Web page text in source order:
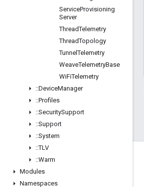
ServiceProvisioning
Server
ThreadTelemetry
ThreadTopology
TunnelTelemetry
WeaveTelemetryBase
WiFiTelemetry
::DeviceManager
::Profiles
::SecuritySupport
::Support
::System
::TLV
::Warm
Modules
Namespaces
GitHub
OpenWeave